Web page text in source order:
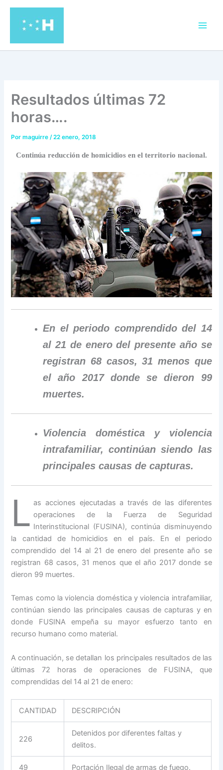
contenido
Resultados últimas 72
horas….
Pormaguirre/22 enero, 2018
Continúa reducción de homicidios en el territorio nacional.
En el periodo comprendido del 14
al 21 de enero del presente año se
registran 68 casos, 31 menos que
el año 2017 donde se dieron 99
muertes.
Violencia doméstica y violencia
intrafamiliar, continúan siendo las
principales causas de capturas.
L as acciones ejecutadas a través de las diferentes
operaciones de la Fuerza de Seguridad
Interinstitucional (FUSINA), continúa disminuyendo
la cantidad de homicidios en el país. En el periodo
comprendido del 14 al 21 de enero del presente año se
registran 68 casos, 31 menos que el año 2017 donde se
dieron 99 muertes.
Temas como la violencia doméstica y violencia intrafamiliar,
continúan siendo las principales causas de capturas y en
donde FUSINA empeña su mayor esfuerzo tanto en
recurso humano como material.
A continuación, se detallan los principales resultados de las
últimas 72 horas de operaciones de FUSINA, que
comprendidas del 14 al 21 de enero:
CANTIDAD DESCRIPCIÓN
226
Detenidos por diferentes faltas y
delitos.
49 Portación Ilegal de armas de fuego.